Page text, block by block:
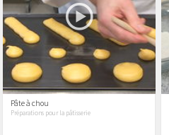
Pâte à chou
Préparations pour la pâtisserie